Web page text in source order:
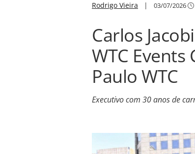
Rodrigo Vieira | 03/07/2026
Carlos
WTC
Paulo WTC
Executivo com 30 anos de